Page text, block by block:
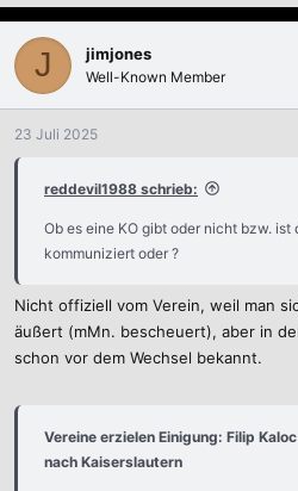
a
k
i
o
n
J jimjones
Well-Known Member
23 Juli 2025
reddevil1988 schrieb:
Ob es eine KO gibt oder nicht bzw.
kommuniziert oder ?
Nicht offiziell vom Verein, weil man
äußert (mMn. bescheuert), aber in
schon vor dem Wechsel bekannt.
Vereine erzielen Einigung: Filip
nach Kaiserslautern